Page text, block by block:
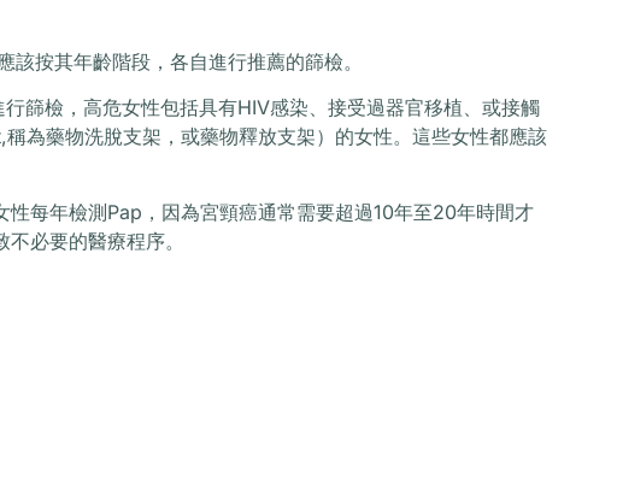
該按其年齡階段，各自進行推薦的篩檢。
篩檢，高危女性包括具有HIV感染、接受過器官移植、或接觸
為藥物洗脫支架，或藥物釋放支架）的女性。這些女性都應該
性每年檢測Pap，因為宮頸癌通常需要超過10年至20年時間才
必要的醫療程序。